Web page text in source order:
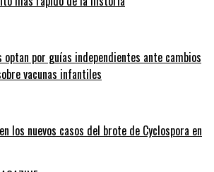
optan por guías independientes ante cambios
vacunas infantiles
los nuevos casos del brote de Cyclospora en